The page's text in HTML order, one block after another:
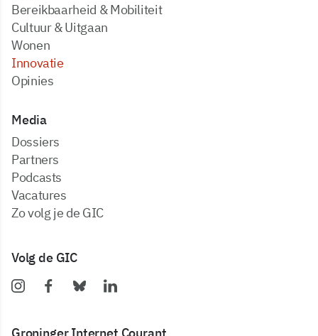
Bereikbaarheid & Mobiliteit
Cultuur & Uitgaan
Wonen
Innovatie
Opinies
Media
dossiers
partners
podcasts
vacatures
zo volg je de GIC
Volg de GIC